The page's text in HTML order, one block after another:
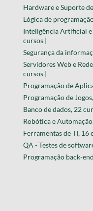
Hardware e Suporte
Lógica de
Inteligência Artificial e
cursos |
Segurança da
Servidores Web e
cursos |
Programação de
Programação de
Banco de dados, 22
Robótica e
Ferramentas de TI, 16
QA - Testes de
Programação back-